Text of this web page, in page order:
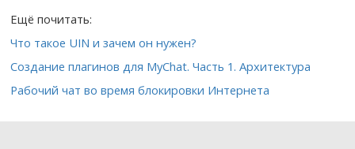
Ещё почитать:
Что такое UIN и зачем он нужен?
Создание плагинов для MyChat. Часть 1. Архитектура
Рабочий чат во время блокировки Интернета